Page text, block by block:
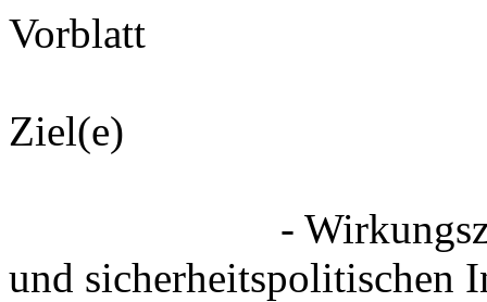
Vorblatt
Ziel(e)
- Wirkungsziel 2:
und sicherheitspolitischen